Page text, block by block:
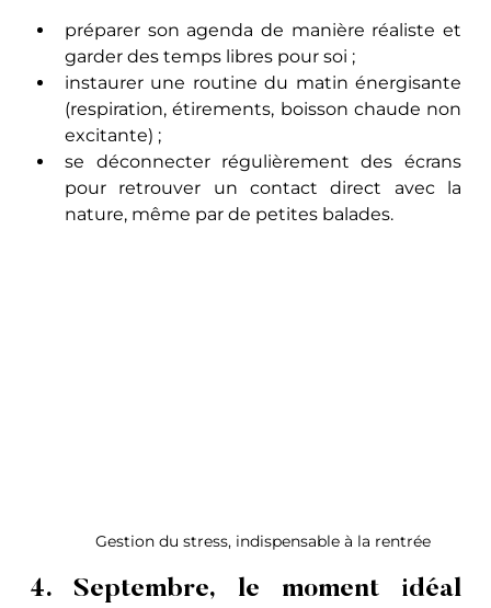
préparer son agenda de manière réaliste et
garder des temps libres pour soi ;
instaurer une routine du matin énergisante
(respiration, étirements, boisson chaude non
excitante) ;
se déconnecter régulièrement des écrans
pour retrouver un contact direct avec la
nature, même par de petites balades.
Gestion du stress, indispensable à la rentrée
4. Septembre, le moment idéal